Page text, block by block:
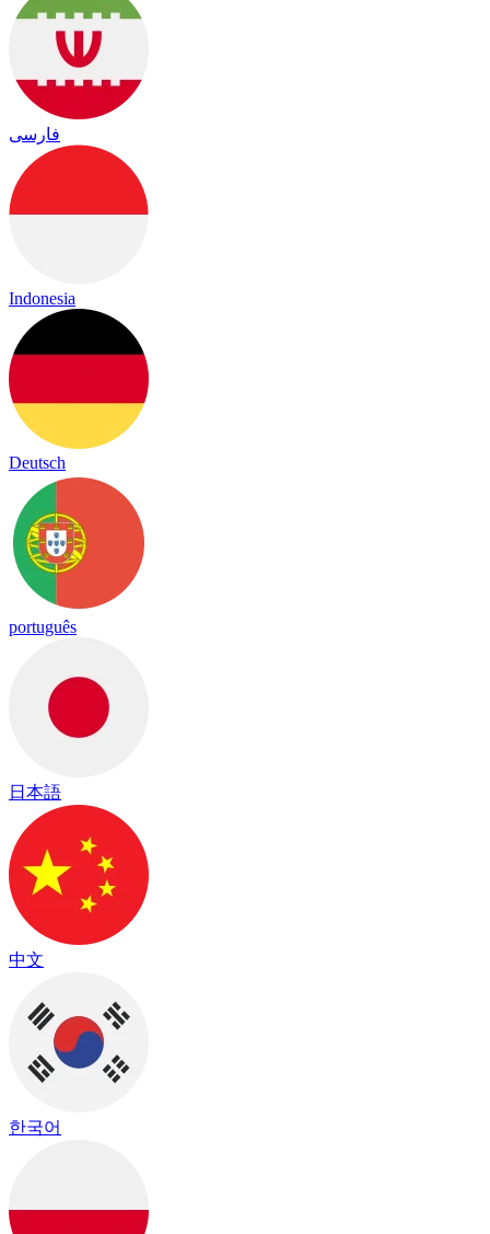
فارسی
Indonesia
Deutsch
português
日本語
中文
한국어